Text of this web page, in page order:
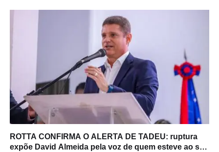
ROTTA CONFIRMA O ALERTA DE TADEU: ruptura
expõe David Almeida pela voz de quem esteve ao seu